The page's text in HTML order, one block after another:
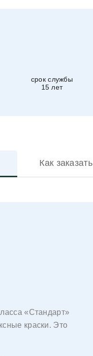
срок службы
15 лет
Как заказать
«Стандарт»
краски. Это